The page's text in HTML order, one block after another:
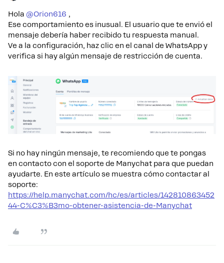
Hola ​ @Orion616 ,
Ese comportamiento es inusual. El usuario que te envió el
mensaje debería haber recibido tu respuesta manual.
Ve a la configuración, haz clic en el canal de WhatsApp y
verifica si hay algún mensaje de restricción de cuenta.
Si no hay ningún mensaje, te recomiendo que te pongas
en contacto con el soporte de Manychat para que puedan
ayudarte. En este artículo se muestra cómo contactar al
soporte:
https://help.manychat.com/hc/es/articles/142810863452
44-C%C3%B3mo-obtener-asistencia-de-Manychat